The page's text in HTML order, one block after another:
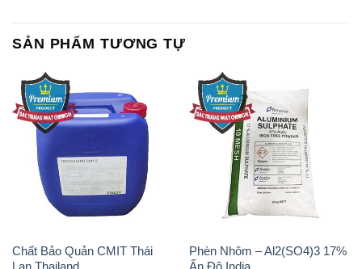
Chất Bảo Quản CMIT Thái
Lan Thailand
Phèn Nhôm – Al2(SO4)3 17%
Ấn Độ India